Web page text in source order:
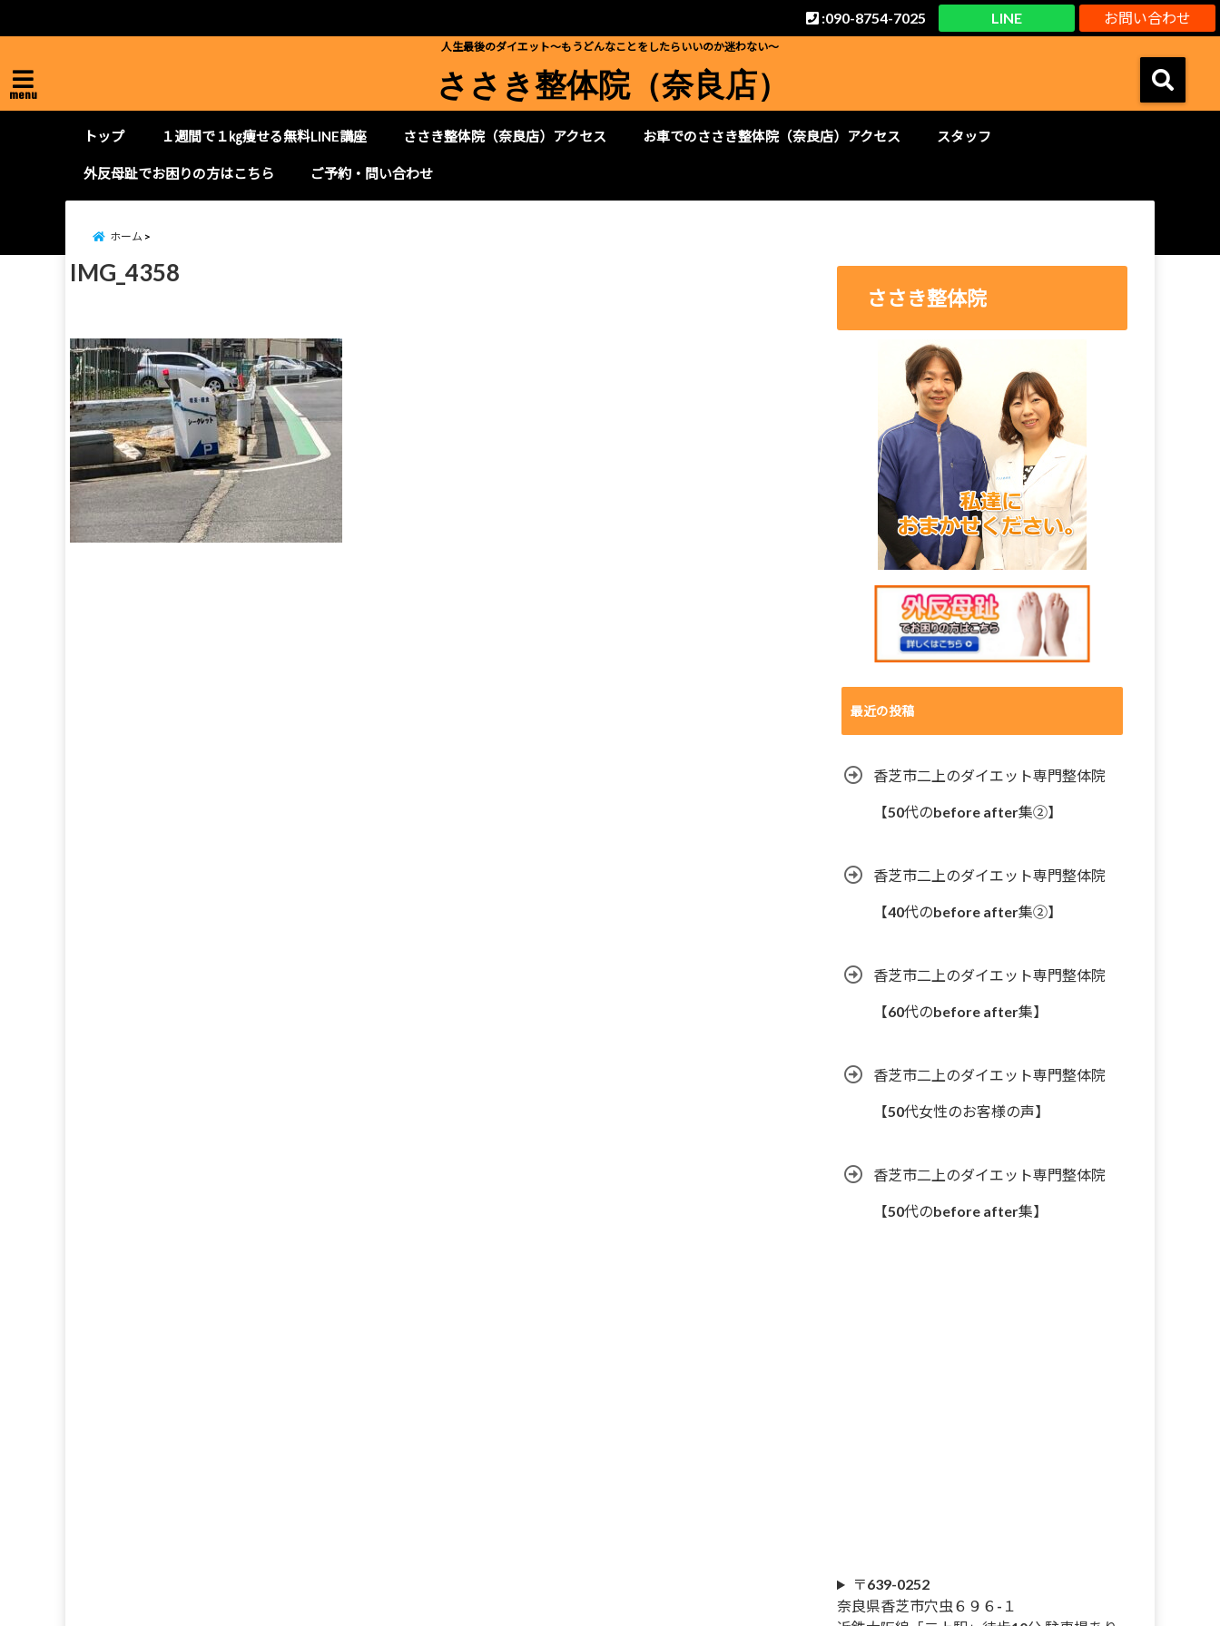
お問い合わせ
LINE
:090-8754-7025
人生最後のダイエット～もうどんなことをしたらいいのか迷わない～
menu ささき整体院（奈良店）
トップ １週間で１㎏痩せる無料LINE講座 ささき整体院（奈良店）アクセス お車でのささき整体院（奈良店）アクセス スタッフ
外反母趾でお困りの方はこちら ご予約・問い合わせ
ホーム
IMG_4358
ささき整体院
最近の投稿
香芝市二上のダイエット専門整体院
【50代のbefore after集②】
香芝市二上のダイエット専門整体院
【40代のbefore after集②】
香芝市二上のダイエット専門整体院
【60代のbefore after集】
香芝市二上のダイエット専門整体院
【50代女性のお客様の声】
香芝市二上のダイエット専門整体院
【50代のbefore after集】
〒639-0252
奈良県香芝市穴虫６９６-１